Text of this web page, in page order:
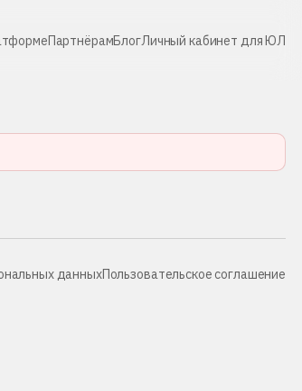
ПартнёрамБлогЛичный кабинет для ЮЛ
данныхПользовательское соглашение